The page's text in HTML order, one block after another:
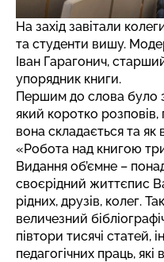
На захід завітали
та студенти вишу.
Іван Гарагонич,
упорядник книги.
Першим до слова було
який коротко розповів,
вона складається та як
«Робота над книгою
Видання об’ємне –
своєрідний життєпис
рідних, друзів, колег.
величезний
півтори тисячі статей,
педагогічних праць, які